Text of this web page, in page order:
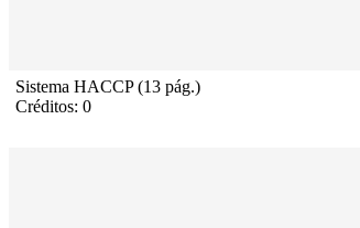
Sistema HACCP (13 pág.)
Créditos: 0